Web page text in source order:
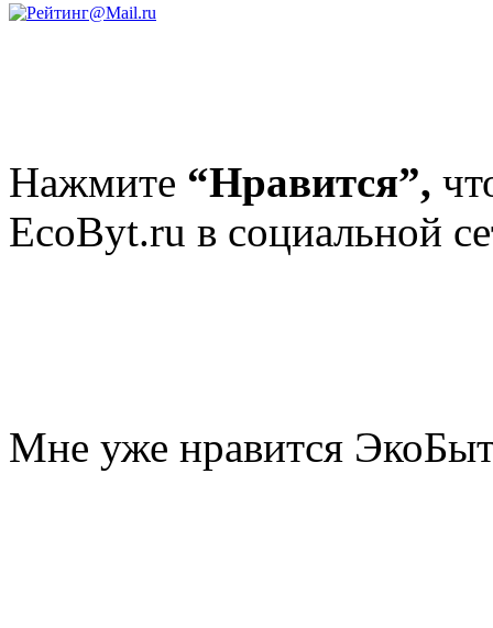
Нажмите “Нравится”,
EcoByt.ru в социальной
Мне уже нравится